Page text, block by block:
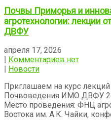
Почвы Приморья и
агротехнологии: лекции
ДВФУ
апреля 17, 2026
Комментариев нет
Новости
Приглашаем на курс
Почвоведения ИМО ДВФУ
Место проведения: ФНЦ
Востока им. А.К. Чайки,